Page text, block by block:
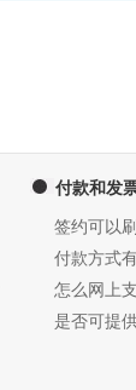
付款和发
签约可以
付款方式
怎么网上
是否可提